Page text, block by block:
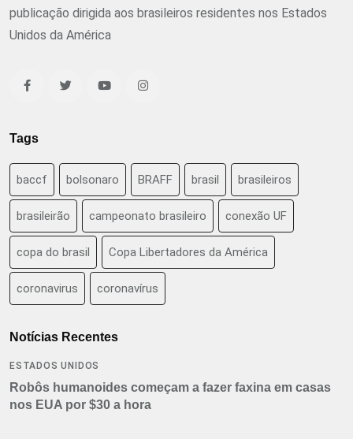
publicação dirigida aos brasileiros residentes nos Estados
Unidos da América
Tags
baccf bolsonaro BRAFF brasil brasileiros
brasileirão campeonato brasileiro conexão UF
copa do brasil Copa Libertadores da América
coronavirus coronavírus
Notícias Recentes
ESTADOS UNIDOS
Robôs humanoides começam a fazer faxina em casas
nos EUA por $30 a hora